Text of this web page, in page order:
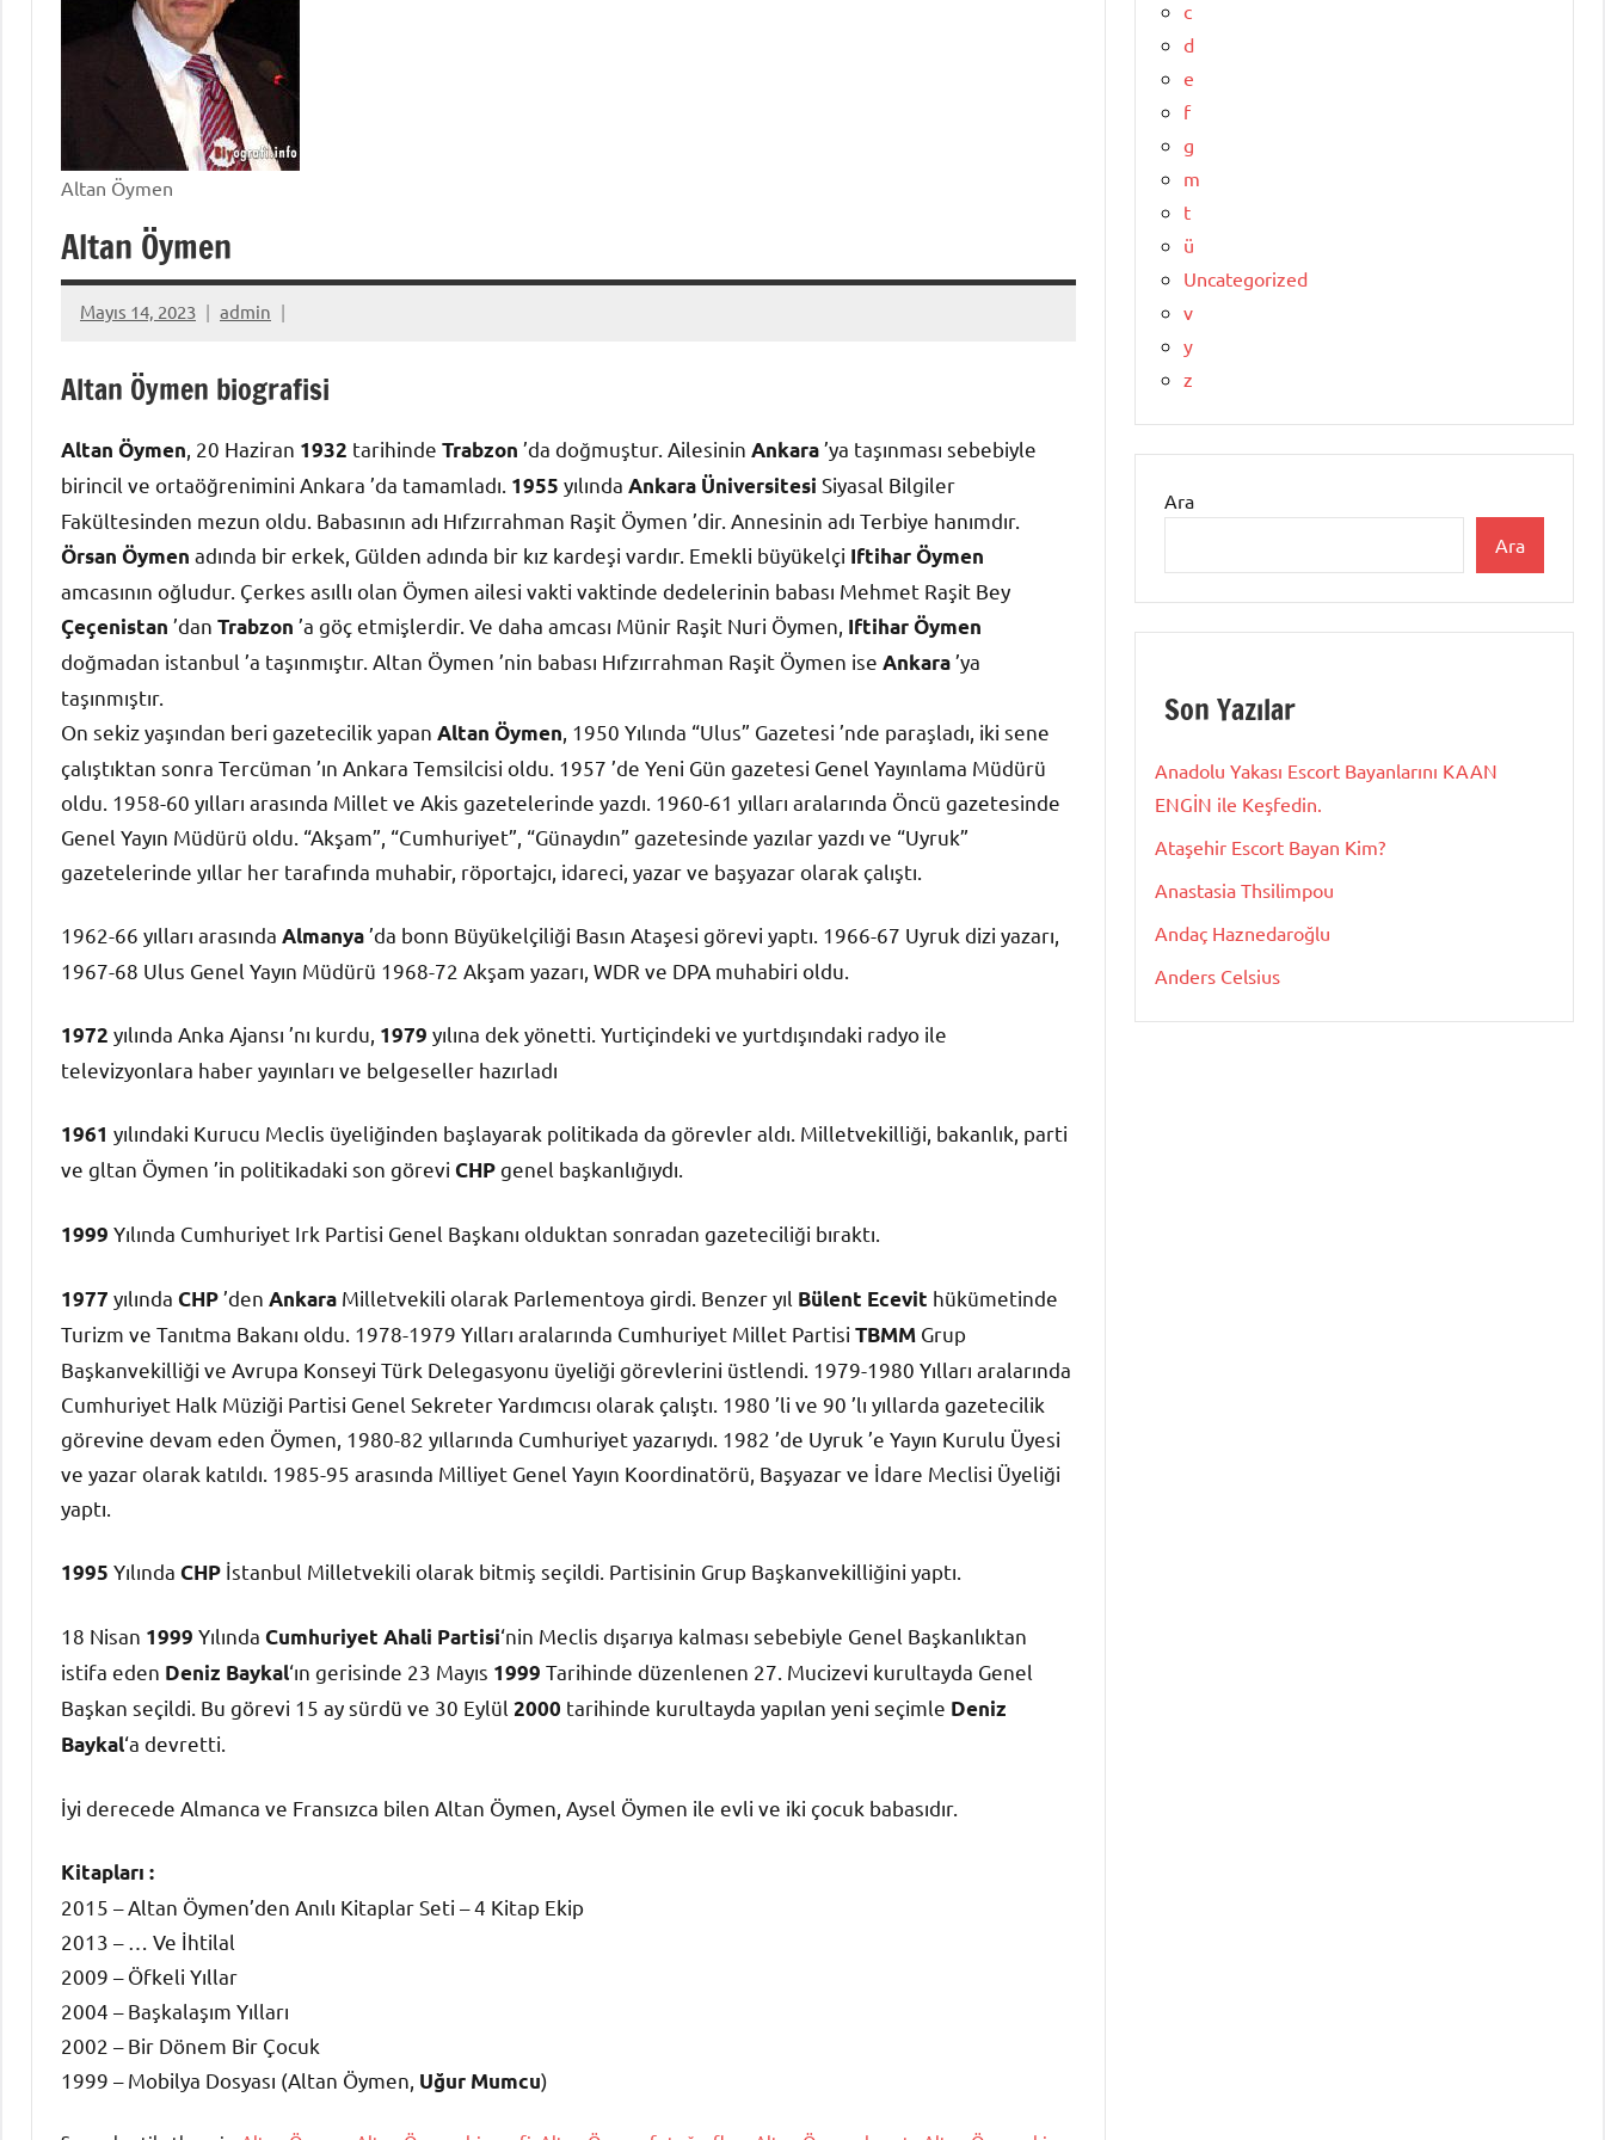
Altan Öymen
Altan Öymen
Mayıs 14, 2023 admin
Altan Öymen biografisi
Altan Öymen , 20 Haziran 1932 tarihinde Trabzon ’da doğmuştur. Ailesinin Ankara’ya taşınması sebebiyle
birincil ve ortaöğrenimini Ankara ’da tamamladı. 1955 yılında Ankara Üniversitesi Siyasal Bilgiler
Fakültesinden mezun oldu. Babasının adı Hıfzırrahman Raşit Öymen ’dir. Annesinin adı Terbiye hanımdır.
Örsan Öymen adında bir erkek, Gülden adında bir kız kardeşi vardır. Emekli büyükelçi Iftihar Öymen
amcasının oğludur. Çerkes asıllı olan Öymen ailesi vakti vaktinde dedelerinin babası Mehmet Raşit Bey
Çeçenistan ’dan Trabzon ’a göç etmişlerdir. Ve daha amcası Münir Raşit Nuri Öymen, Iftihar Öymen
doğmadan istanbul ’a taşınmıştır. Altan Öymen ’nin babası Hıfzırrahman Raşit Öymen ise Ankara’ya
taşınmıştır.
On sekiz yaşından beri gazetecilik yapan Altan Öymen , 1950 Yılında “Ulus” Gazetesi ’nde paraşladı, iki sene
çalıştıktan sonra Tercüman ’ın Ankara Temsilcisi oldu. 1957 ’de Yeni Gün gazetesi Genel Yayınlama Müdürü
oldu. 1958-60 yılları arasında Millet ve Akis gazetelerinde yazdı. 1960-61 yılları aralarında Öncü gazetesinde
Genel Yayın Müdürü oldu. “Akşam”, “Cumhuriyet”, “Günaydın” gazetesinde yazılar yazdı ve “Uyruk”
gazetelerinde yıllar her tarafında muhabir, röportajcı, idareci, yazar ve başyazar olarak çalıştı.
1962-66 yılları arasında Almanya’da bonn Büyükelçiliği Basın Ataşesi görevi yaptı. 1966-67 Uyruk dizi yazarı,
1967-68 Ulus Genel Yayın Müdürü 1968-72 Akşam yazarı, WDR ve DPA muhabiri oldu.
1972 yılında Anka Ajansı ’nı kurdu, 1979 yılına dek yönetti. Yurtiçindeki ve yurtdışındaki radyo ile
televizyonlara haber yayınları ve belgeseller hazırladı
1961 yılındaki Kurucu Meclis üyeliğinden başlayarak politikada da görevler aldı. Milletvekilliği, bakanlık, parti
ve gltan Öymen ’in politikadaki son görevi CHPgenel başkanlığıydı.
1999 Yılında Cumhuriyet Irk Partisi Genel Başkanı olduktan sonradan gazeteciliği bıraktı.
1977 yılında CHP’den Ankara Milletvekili olarak Parlementoya girdi. Benzer yıl Bülent Ecevit hükümetinde
Turizm ve Tanıtma Bakanı oldu. 1978-1979 Yılları aralarında Cumhuriyet Millet Partisi TBMM Grup
Başkanvekilliği ve Avrupa Konseyi Türk Delegasyonu üyeliği görevlerini üstlendi. 1979-1980 Yılları aralarında
Cumhuriyet Halk Müziği Partisi Genel Sekreter Yardımcısı olarak çalıştı. 1980 ’li ve 90 ’lı yıllarda gazetecilik
görevine devam eden Öymen, 1980-82 yıllarında Cumhuriyet yazarıydı. 1982 ’de Uyruk ’e Yayın Kurulu Üyesi
ve yazar olarak katıldı. 1985-95 arasında Milliyet Genel Yayın Koordinatörü, Başyazar ve İdare Meclisi Üyeliği
yaptı.
1995 Yılında CHP İstanbul Milletvekili olarak bitmiş seçildi. Partisinin Grup Başkanvekilliğini yaptı.
18 Nisan 1999 Yılında Cumhuriyet Ahali Partisi‘nin Meclis dışarıya kalması sebebiyle Genel Başkanlıktan
istifa eden Deniz Baykal‘ın gerisinde 23 Mayıs 1999 Tarihinde düzenlenen 27. Mucizevi kurultayda Genel
Başkan seçildi. Bu görevi 15 ay sürdü ve 30 Eylül 2000 tarihinde kurultayda yapılan yeni seçimle Deniz
Baykal‘a devretti.
İyi derecede Almanca ve Fransızca bilen Altan Öymen, Aysel Öymen ile evli ve iki çocuk babasıdır.
Kitapları :
2015 – Altan Öymen’den Anılı Kitaplar Seti – 4 Kitap Ekip
2013 – … Ve İhtilal
2009 – Öfkeli Yıllar
2004 – Başkalaşım Yılları
2002 – Bir Dönem Bir Çocuk
1999 – Mobilya Dosyası (Altan Öymen, Uğur Mumcu)
c
d
e
f
g
m
t
ü
Uncategorized
v
y
z
Ara
Ara
Son Yazılar
Anadolu Yakası Escort Bayanlarını KAAN
ENGİN ile Keşfedin.
Ataşehir Escort Bayan Kim?
Anastasia Thsilimpou
Andaç Haznedaroğlu
Anders Celsius